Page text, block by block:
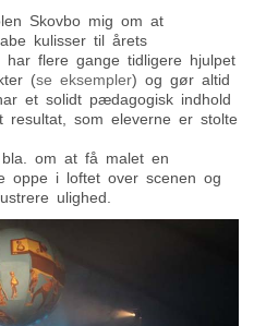
Skovbo mig om at
kulisser til årets
flere gange tidligere hjulpet
(se eksempler) og gør altid
et solidt pædagogisk indhold
som eleverne er stolte
om at få malet en
oppe i loftet over scenen og
ulighed.